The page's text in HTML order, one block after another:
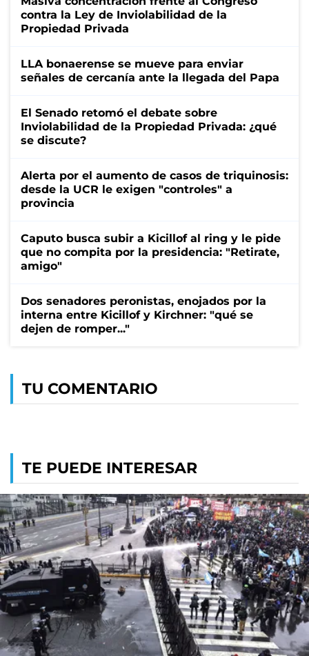
contra la Ley de Inviolabilidad de la
Propiedad Privada
LLA bonaerense se mueve para enviar
señales de cercanía ante la llegada del Papa
El Senado retomó el debate sobre
Inviolabilidad de la Propiedad Privada: ¿qué
se discute?
Alerta por el aumento de casos de triquinosis:
desde la UCR le exigen "controles" a
provincia
Caputo busca subir a Kicillof al ring y le pide
que no compita por la presidencia: "Retirate,
amigo"
Dos senadores peronistas, enojados por la
interna entre Kicillof y Kirchner: "qué se
dejen de romper..."
TU COMENTARIO
TE PUEDE INTERESAR